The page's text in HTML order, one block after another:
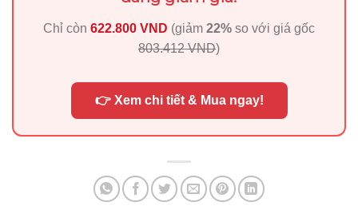
Chỉ còn 622.800 VND (giảm 22% so với giá gốc
803.412 VND)
👉 Xem chi tiết & Mua ngay!